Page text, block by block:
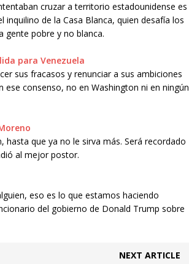
cruzar a territorio estadounidense es
de la Casa Blanca, quien desafía los
gente pobre y no blanca.
para Venezuela
sus fracasos y renunciar a sus ambiciones
ese consenso, no en Washington ni en ningún
hasta que ya no le sirva más. Será recordado
al mejor postor.
eso es lo que estamos haciendo
del gobierno de Donald Trump sobre
NEXT ARTICLE